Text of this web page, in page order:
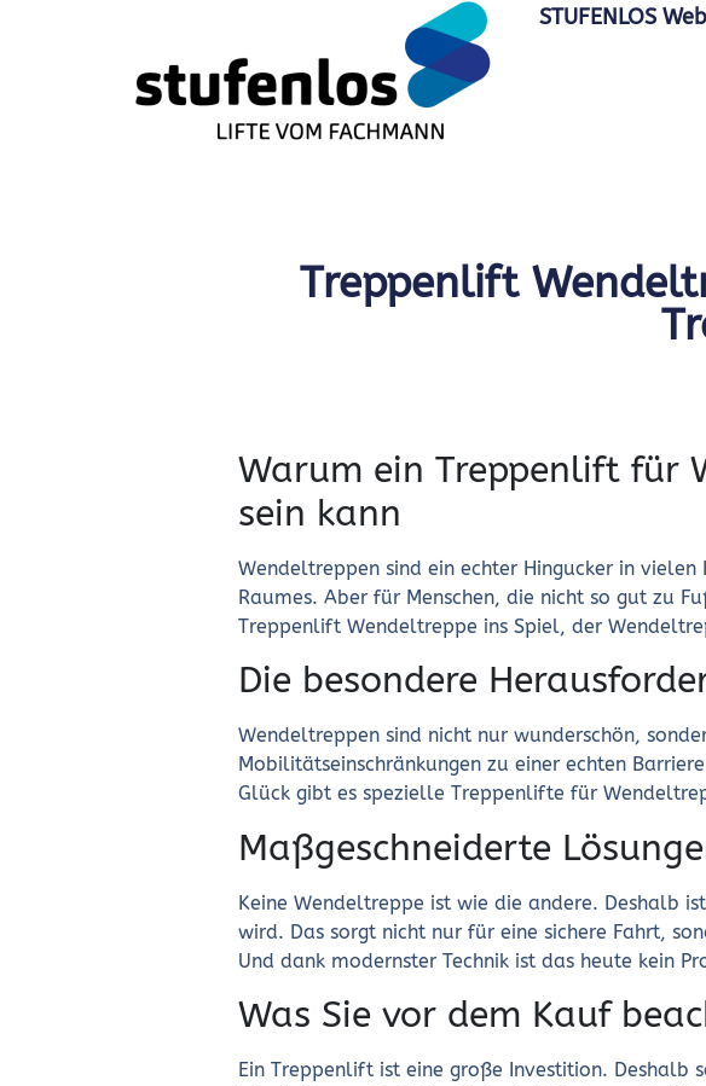
STUFENLOS
Treppenlift
Warum ein Treppenlift für
sein kann
Wendeltreppen sind ein echter Hingucker in
Raumes. Aber für Menschen, die nicht so gut zu
Treppenlift Wendeltreppe ins Spiel, der
Die besondere
Wendeltreppen sind nicht nur wunderschön,
Mobilitätseinschränkungen zu einer echten
Glück gibt es spezielle Treppenlifte für
Maßgeschneiderte
Keine Wendeltreppe ist wie die andere. Deshalb
wird. Das sorgt nicht nur für eine sichere Fahrt,
Und dank modernster Technik ist das heute kein
Was Sie vor dem Kauf
Ein Treppenlift ist eine große Investition.